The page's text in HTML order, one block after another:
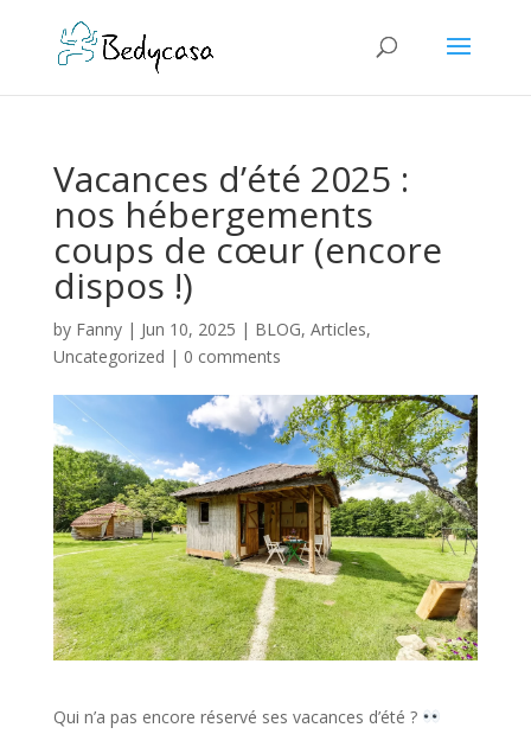
Vacances d’été 2025 :
nos hébergements
coups de cœur (encore
dispos !)
by Fanny| Jun 10, 2025 | BLOG, Articles,
Uncategorized | 0 comments
Qui n’a pas encore réservé ses vacances d’été ?